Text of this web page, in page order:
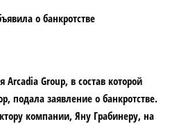
Group, в состав которой
подала заявление о банкротстве.
компании, Яну Грабинеру, на